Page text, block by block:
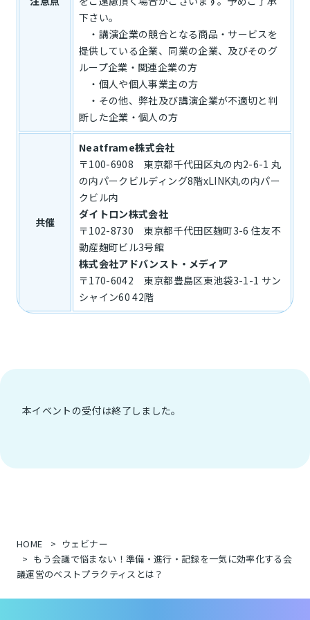
下さい。
・講演企業の競合となる商品・サービスを
提供している企業、同業の企業、及びそのグ
ループ企業・関連企業の方
・個人や個人事業主の方
・その他、弊社及び講演企業が不適切と判
断した企業・個人の方
共催
Neatframe株式会社
〒100-6908 東京都千代田区丸の内2-6-1 丸
の内パークビルディング8階xLINK丸の内パー
クビル内
ダイトロン株式会社
〒102-8730 東京都千代田区麹町3-6 住友不
動産麹町ビル3号館
株式会社アドバンスト・メディア
〒170-6042 東京都豊島区東池袋3-1-1 サン
シャイン60 42階
本イベントの受付は終了しました。
HOME
ウェビナー
もう会議で悩まない！準備・進行・記録を一気に効率化する会
議運営のベストプラクティスとは？